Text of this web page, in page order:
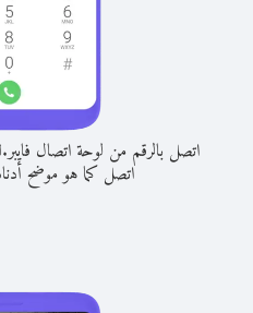
اتصل بالرقم من لوحة اتصال فايبر.
اتصل كما هو موضح